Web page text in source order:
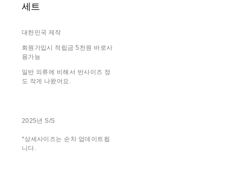
세트
대한민국 제작
회원가입시 적립금 5천원 바로사
용가능
일반 의류에 비해서 반사이즈 정
도 작게 나왔어요.
2025년 S/S
*상세사이즈는 순차 업데이트됩
니다.